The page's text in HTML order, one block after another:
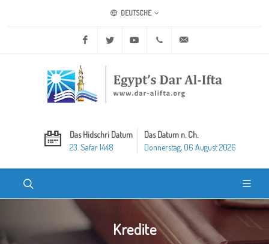
DEUTSCHE
Facebook Twitter Youtube +20 2 25970400
Das Hidschri Datum
23. Safar 1448
Das Datum n. Ch.
Donnerstag, 06 August 2026
Kredite